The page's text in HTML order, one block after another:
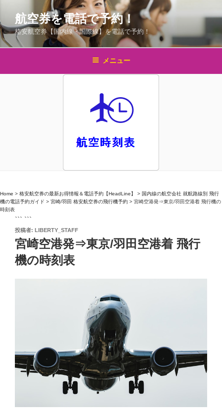
テ
ン
ス
航空券を電話で予約！
格安航空券【国内線・国際線】を電話で予約！
メニュー
Home > 格安航空券の最新お得情報＆電話予約【HeadLine】 > 国内線の航空会社 就航路線別 飛行
機の電話予約ガイド > 宮崎/羽田 格安航空券の飛行機予約 > 宮崎空港発⇒東京/羽田空港着 飛行機の
時刻表
``` ```
投
稿
日:
投稿者: LIBERTY_STAFF
宮崎空港発⇒東京/羽田空港着 飛行
機の時刻表